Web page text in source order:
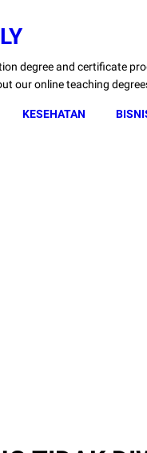
degree and certificate
our online teaching
KESEHATAN